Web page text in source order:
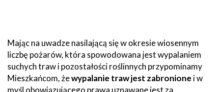
Mając na uwadze nasilającą się w okresie wiosennym
liczbę pożarów, która spowodowana jest wypalaniem
suchych traw i pozostałości roślinnych przypominamy
Mieszkańcom, żewypalanie traw jest zabronione i w
myśl obowiązującego prawa uznawane jest za